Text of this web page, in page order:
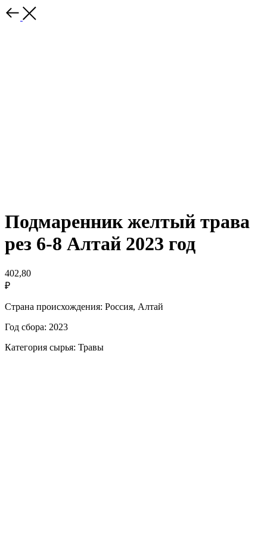
Подмаренник желтый трава
рез 6-8 Алтай 2023 год
402,80
₽
Страна происхождения: Россия, Алтай
Год сбора: 2023
Категория сырья: Травы